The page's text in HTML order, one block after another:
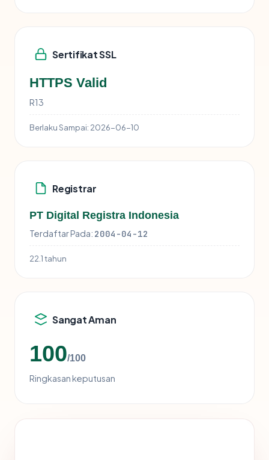
Sertifikat SSL
HTTPS Valid
R13
Berlaku Sampai: 2026-06-10
Registrar
PT Digital Registra Indonesia
Terdaftar Pada: 2004-04-12
22.1 tahun
Sangat Aman
100/100
Ringkasan keputusan